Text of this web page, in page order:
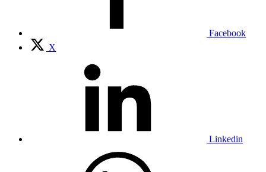
Facebook
X
Linkedin